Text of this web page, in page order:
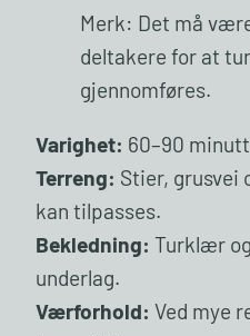
Merk: Det må
deltakere for at
gjennomføres.
Varighet: 60–90
Terreng: Stier, grusvei
kan tilpasses.
Bekledning: Turklær
underlag.
Værforhold: Ved mye